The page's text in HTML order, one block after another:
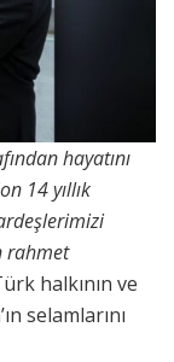
hayatını
14 yıllık
rahmet
halkının ve
selamlarını